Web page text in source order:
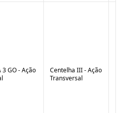
3 GO - Ação
Centelha III - Ação
Transversal